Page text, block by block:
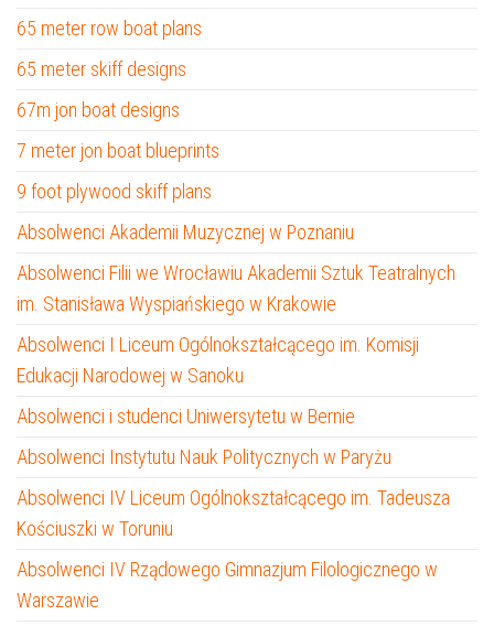
65 meter row boat plans
65 meter skiff designs
67m jon boat designs
7 meter jon boat blueprints
9 foot plywood skiff plans
Absolwenci Akademii Muzycznej w Poznaniu
Absolwenci Filii we Wrocławiu Akademii Sztuk Teatralnych
im. Stanisława Wyspiańskiego w Krakowie
Absolwenci I Liceum Ogólnokształcącego im. Komisji
Edukacji Narodowej w Sanoku
Absolwenci i studenci Uniwersytetu w Bernie
Absolwenci Instytutu Nauk Politycznych w Paryżu
Absolwenci IV Liceum Ogólnokształcącego im. Tadeusza
Kościuszki w Toruniu
Absolwenci IV Rządowego Gimnazjum Filologicznego w
Warszawie